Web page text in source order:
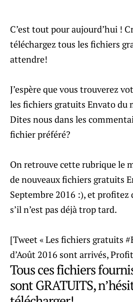
C’est tout pour aujourd’hui !
téléchargez tous les fichiers
attendre!
J’espère que vous trouverez
les fichiers gratuits Envato du
Dites nous dans les
fichier préféré?
On retrouve cette rubrique le
de nouveaux fichiers gratuits
Septembre 2016 :), et profitez
s’il n’est pas déjà trop tard.
[Tweet « Les fichiers gratuits
d’Août 2016 sont arrivés,
Tous ces fichiers
sont GRATUITS,